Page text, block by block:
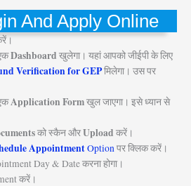
And Apply Online
Dashboard खुलेगा। यहां आपको जीईपी के लिए
Verification for GEPमिलेगा। उस पर
Application Formखुल जाएगा। इसे ध्यान से
को स्कैन औरUploadकरें।
AppointmentOptionपर क्लिक करें।
Day & Date करना होगा।
करें।